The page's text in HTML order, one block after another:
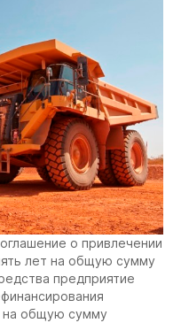
о привлечении
лет на общую сумму
предприятие
на общую сумму